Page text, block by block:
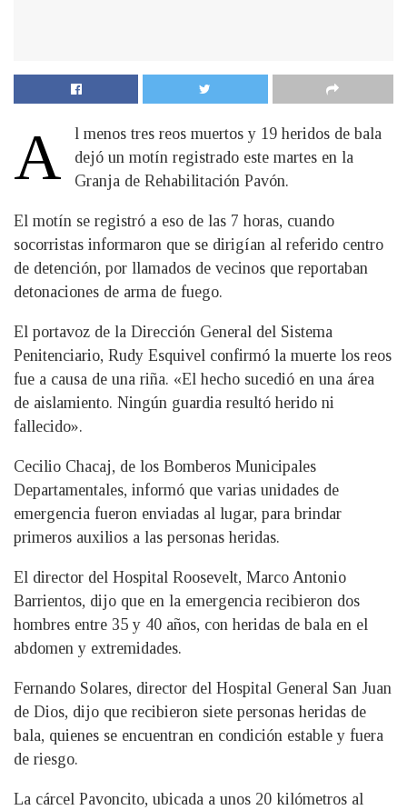
A
l menos tres reos muertos y 19 heridos de bala
dejó un motín registrado este martes en la
Granja de Rehabilitación Pavón.
El motín se registró a eso de las 7 horas, cuando
socorristas informaron que se dirigían al referido centro
de detención, por llamados de vecinos que reportaban
detonaciones de arma de fuego.
El portavoz de la Dirección General del Sistema
Penitenciario, Rudy Esquivel confirmó la muerte los reos
fue a causa de una riña. «El hecho sucedió en una área
de aislamiento. Ningún guardia resultó herido ni
fallecido».
Cecilio Chacaj, de los Bomberos Municipales
Departamentales, informó que varias unidades de
emergencia fueron enviadas al lugar, para brindar
primeros auxilios a las personas heridas.
El director del Hospital Roosevelt, Marco Antonio
Barrientos, dijo que en la emergencia recibieron dos
hombres entre 35 y 40 años, con heridas de bala en el
abdomen y extremidades.
Fernando Solares, director del Hospital General San Juan
de Dios, dijo que recibieron siete personas heridas de
bala, quienes se encuentran en condición estable y fuera
de riesgo.
La cárcel Pavoncito, ubicada a unos 20 kilómetros al